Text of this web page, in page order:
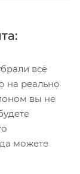
всё
на реально
вы не
можете